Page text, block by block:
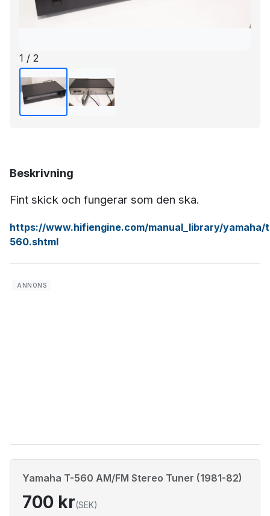
1 / 2
Beskrivning
Fint skick och fungerar som den ska.
https://www.hifiengine.com/manual_library/yamaha/
560.shtml
Yamaha T-560 AM/FM Stereo Tuner (1981-82)
700 kr(SEK)